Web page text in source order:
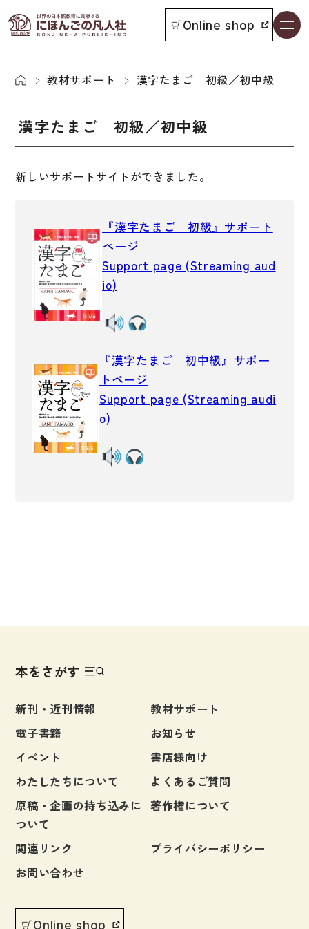
書籍一覧
お知らせ
付属物の使い方について
教科書採用について
書籍の内容について
著作権について
原稿・企画の持ち込みについて
正誤表
その他の質問
Online shop
本をさがす
総合教科書
ビジネスパーソン・研修生向け
短期滞在者向け
留学生向け専門分野
読解
発音・聴解
学校情報
日本事情
定期刊行物
ビデオ・ＤＶＤ
コンピューター
カセットテープ・ＣＤ
絵本・子ども向け補助
教材サポート 漢字たまご 初級／初中級
漢字たまご 初級／初中級
新しいサポートサイトができました。
『漢字たまご 初級』サポート
ページ
Support page (Streaming aud
io)
『漢字たまご 初中級』サポー
トページ
Support page (Streaming audi
o)
本をさがす
新刊・近刊情報
教材サポート
電子書籍
お知らせ
イベント
書店様向け
わたしたちについて
よくあるご質問
原稿・企画の持ち込みに
ついて
著作権について
関連リンク
プライバシーポリシー
お問い合わせ
Online shop